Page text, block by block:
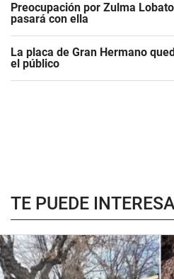
Preocupación por Zulma
pasará con ella
La placa de Gran Hermano
el público
TE PUEDE